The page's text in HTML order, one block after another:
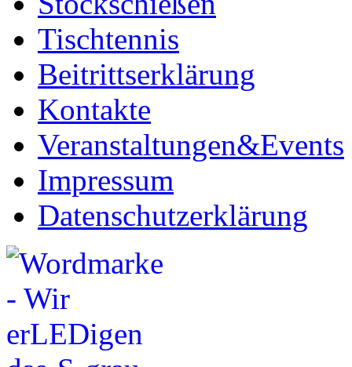
Tischtennis
Beitrittserklärung
Kontakte
Veranstaltungen&Events
Impressum
Datenschutzerklärung